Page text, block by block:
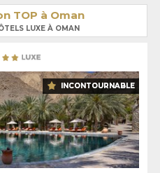
TOP à Oman
LUXE À OMAN
INCONTOURNABLE